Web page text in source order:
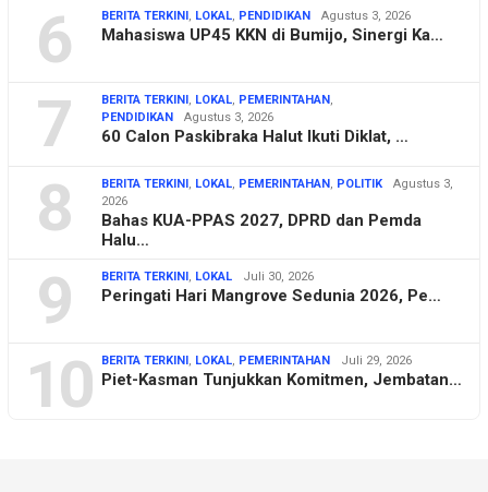
6 BERITA TERKINI , LOKAL, PENDIDIKAN Agustus 3, 2026
Mahasiswa UP45 KKN di Bumijo, Sinergi Ka…
7 BERITA TERKINI , LOKAL, PEMERINTAHAN ,
PENDIDIKAN
Agustus 3, 2026
60 Calon Paskibraka Halut Ikuti Diklat, …
8 BERITA TERKINI , LOKAL, PEMERINTAHAN , POLITIK
Agustus 3,
2026
Bahas KUA-PPAS 2027, DPRD dan Pemda
Halu…
9 BERITA TERKINI , LOKAL Juli 30, 2026
Peringati Hari Mangrove Sedunia 2026, Pe…
10 BERITA TERKINI , LOKAL, PEMERINTAHAN Juli 29, 2026
Piet-Kasman Tunjukkan Komitmen, Jembatan…